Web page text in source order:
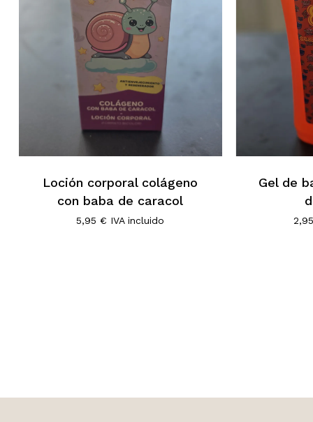
No hay productos en el carrito.
Ir A La Tienda
Loción corporal colágeno
con baba de caracol
5,95€ IVA incluido
Gel de